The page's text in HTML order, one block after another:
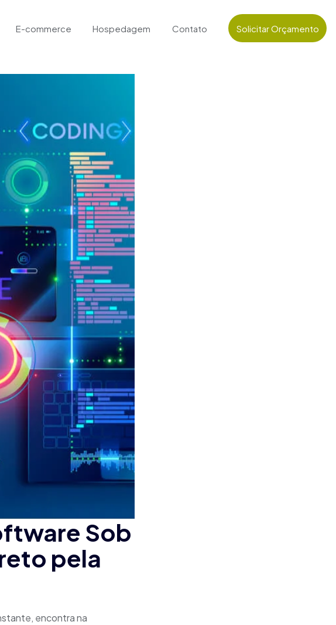
E-commerce Hospedagem Contato Solicitar Orçamento
Sob
pela
encontra na